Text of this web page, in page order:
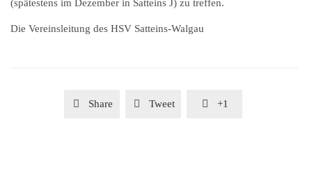
(spätestens im Dezember in Satteins J) zu treffen.
Die Vereinsleitung des HSV Satteins-Walgau
 Share  Tweet  +1